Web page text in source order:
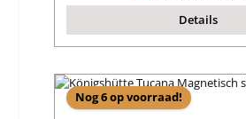
Details
Nog 6 op voorraad!